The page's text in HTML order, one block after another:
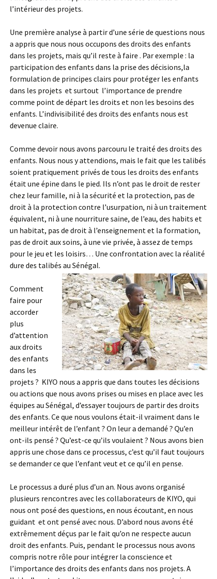
l’intérieur des projets.
Une première analyse à partir d’une série de questions nous
a appris que nous nous occupons des droits des enfants
dans les projets, mais qu’il reste à faire . Par exemple : la
participation des enfants dans la prise des décisions,la
formulation de principes clairs pour protéger les enfants
dans les projets et surtout l’importance de prendre
comme point de départ les droits et non les besoins des
enfants. L’indivisibilité des droits des enfants nous est
devenue claire.
Comme devoir nous avons parcouru le traité des droits des
enfants. Nous nous y attendions, mais le fait que les talibés
soient pratiquement privés de tous les droits des enfants
était une épine dans le pied. Ils n’ont pas le droit de rester
chez leur famille, ni à la sécurité et la protection, pas de
droit à la protection contre l’usurpation, ni à un traitement
équivalent, ni à une nourriture saine, de l’eau, des habits et
un habitat, pas de droit à l’enseignement et la formation,
pas de droit aux soins, à une vie privée, à assez de temps
pour le jeu et les loisirs… Une confrontation avec la réalité
dure des talibés au Sénégal.
Comment
faire pour
accorder
plus
d’attention
aux droits
des enfants
dans les
projets ? KIYO nous a appris que dans toutes les décisions
ou actions que nous avons prises ou mises en place avec les
équipes au Sénégal, d’essayer toujours de partir des droits
des enfants. Ce que nous voulons était-il vraiment dans le
meilleur intérêt de l’enfant ? On leur a demandé ? Qu’en
ont-ils pensé ? Qu’est-ce qu’ils voulaient ? Nous avons bien
appris une chose dans ce processus, c’est qu’il faut toujours
se demander ce que l’enfant veut et ce qu’il en pense.
Le processus a duré plus d’un an. Nous avons organisé
plusieurs rencontres avec les collaborateurs de KIYO, qui
nous ont posé des questions, en nous écoutant, en nous
guidant et ont pensé avec nous. D’abord nous avons été
extrêmement déçus par le fait qu’on ne respecte aucun
droit des enfants. Puis, pendant le processus nous avons
compris notre rôle pour intégrer la conscience et
l’importance des droits des enfants dans nos projets. A